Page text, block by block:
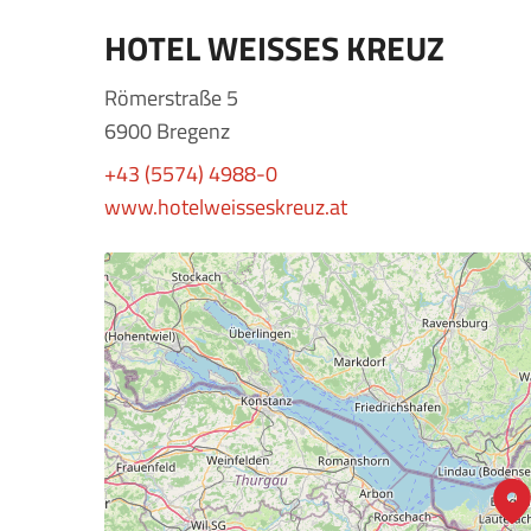
HOTEL WEISSES KREUZ
Römerstraße 5
6900 Bregenz
+43 (5574) 4988-0
www.hotelweisseskreuz.at